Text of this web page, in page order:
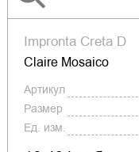
Impronta Creta D
Claire Mosaico
Артикул
Размер
Ед. изм.